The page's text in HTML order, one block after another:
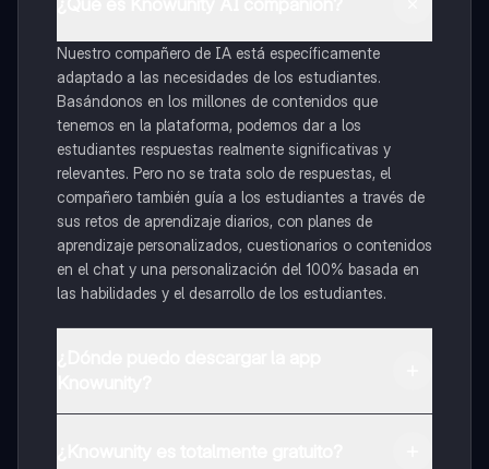
Nuestro compañero de IA está específicamente
adaptado a las necesidades de los estudiantes.
Basándonos en los millones de contenidos que
tenemos en la plataforma, podemos dar a los
estudiantes respuestas realmente significativas y
relevantes. Pero no se trata solo de respuestas, el
compañero también guía a los estudiantes a través de
sus retos de aprendizaje diarios, con planes de
aprendizaje personalizados, cuestionarios o contenidos
en el chat y una personalización del 100% basada en
las habilidades y el desarrollo de los estudiantes.